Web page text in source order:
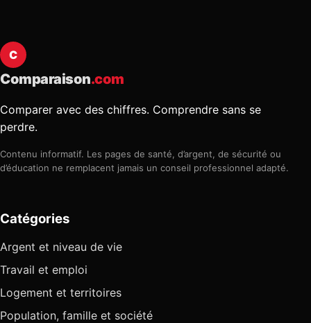
C
Comparaison.com
Comparer avec des chiffres. Comprendre sans se
perdre.
Contenu informatif. Les pages de santé, d’argent, de sécurité ou
d’éducation ne remplacent jamais un conseil professionnel adapté.
Catégories
Argent et niveau de vie
Travail et emploi
Logement et territoires
Population, famille et société